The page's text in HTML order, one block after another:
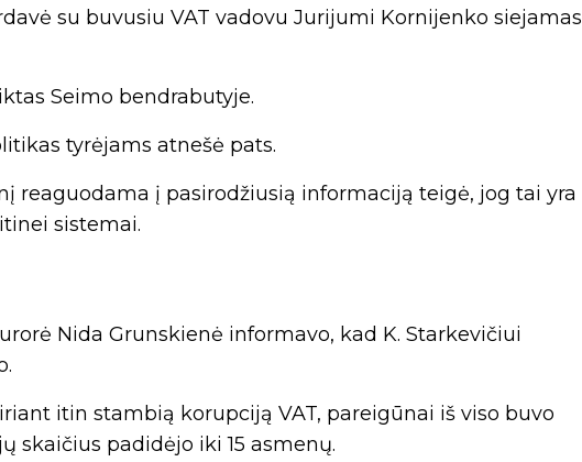
su buvusiu VAT vadovu Jurijumi Kornijenko siejamas
Seimo bendrabutyje.
tyrėjams atnešė pats.
reaguodama į pasirodžiusią informaciją teigė, jog tai yra
sistemai.
Nida Grunskienė informavo, kad K. Starkevičiui
itin stambią korupciją VAT, pareigūnai iš viso buvo
skaičius padidėjo iki 15 asmenų.